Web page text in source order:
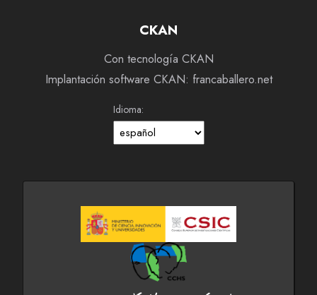
CKAN
Con tecnología CKAN
Implantación software CKAN: francaballero.net
Idioma